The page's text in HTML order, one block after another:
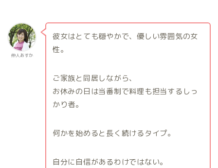
仲人あすか
彼女はとても穏やかで、優しい雰囲気の女
性。
ご家族と同居しながら、
お休みの日は当番制で料理も担当するしっ
かり者。
何かを始めると長く続けるタイプ。
自分に自信があるわけではない。